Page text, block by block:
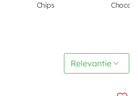
Chips